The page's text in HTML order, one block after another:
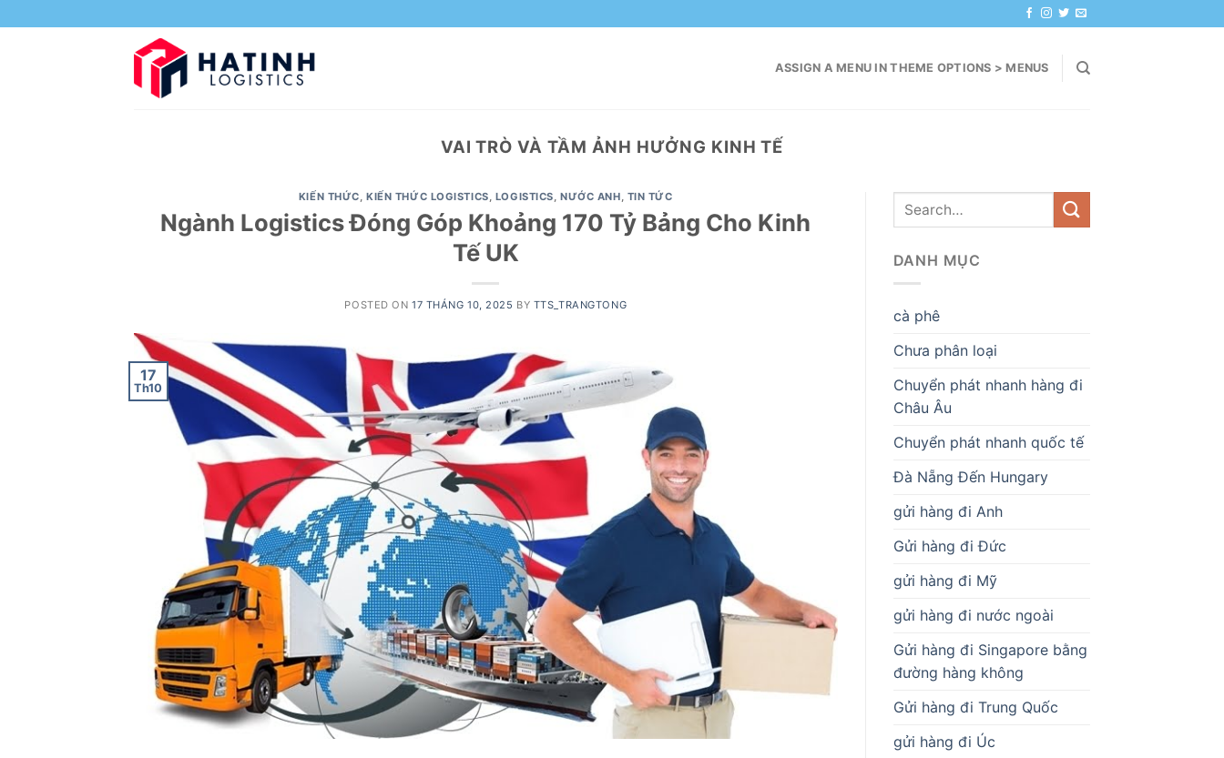
to
ASSIGN A MENU IN THEME OPTIONS > MENUS
VAI TRÒ VÀ TẦM ẢNH HƯỞNG KINH TẾ
KIẾN THỨC,KIẾN THỨC LOGISTICS, LOGISTICS,NƯỚC ANH, TIN TỨC
Ngành Logistics Đóng Góp Khoảng 170 Tỷ Bảng Cho Kinh
Tế UK
POSTED ON17 THÁNG 10, 2025 BY TTS_TRANGTONG
17
Th10
DANH MỤC
cà phê
Chưa phân loại
Chuyển phát nhanh hàng đi
Châu Âu
Chuyển phát nhanh quốc tế
Đà Nẵng Đến Hungary
gửi hàng đi Anh
Gửi hàng đi Đức
gửi hàng đi Mỹ
gửi hàng đi nước ngoài
Gửi hàng đi Singapore bằng
đường hàng không
Gửi hàng đi Trung Quốc
gửi hàng đi Úc